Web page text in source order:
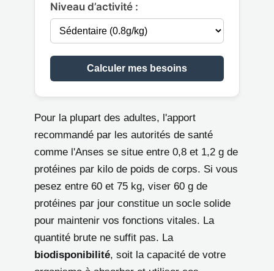
Niveau d’activité :
Calculer mes besoins
Pour la plupart des adultes, l'apport
recommandé par les autorités de santé
comme l'Anses se situe entre 0,8 et 1,2 g de
protéines par kilo de poids de corps. Si vous
pesez entre 60 et 75 kg, viser 60 g de
protéines par jour constitue un socle solide
pour maintenir vos fonctions vitales. La
quantité brute ne suffit pas. La
biodisponibilité, soit la capacité de votre